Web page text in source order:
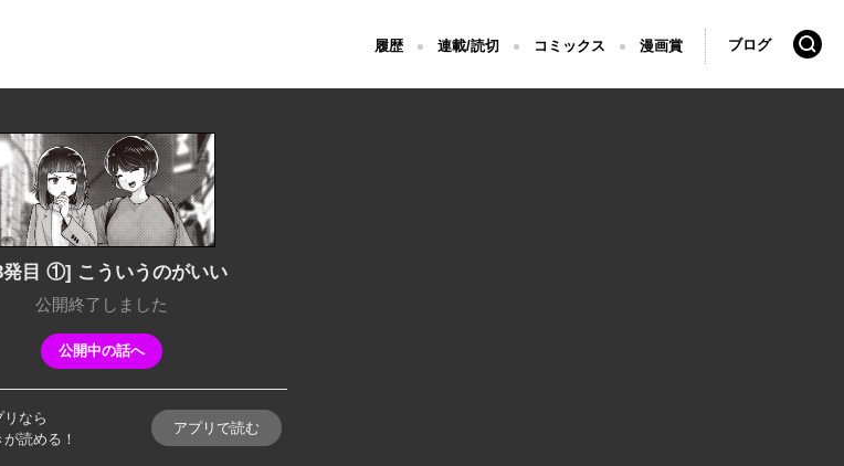
履歴 連載/読切 コミックス 漫画賞 ブログ 検索
発目 ①] こういうのがいい
公開終了しました
公開中の話へ
リなら
読める！
アプリで読む